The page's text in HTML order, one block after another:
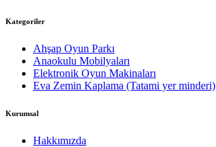
Kategoriler
Ahşap Oyun Parkı
Anaokulu Mobilyaları
Elektronik Oyun Makinaları
Eva Zemin Kaplama (Tatami yer minderi)
Kurumsal
Hakkımızda